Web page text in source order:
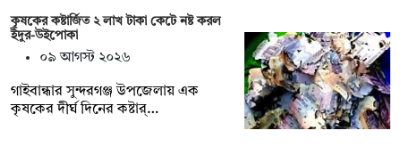
কৃষকের কষ্টার্জিত ২ লাখ টাকা কেটে নষ্ট করল
ইঁদুর-উইপোকা
০৯ আগস্ট ২০২৬
গাইবান্ধার সুন্দরগঞ্জ উপজেলায় এক
কৃষকের দীর্ঘ দিনের কষ্টার্…